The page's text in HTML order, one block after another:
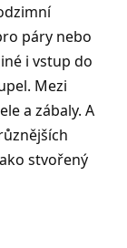
páry nebo
i vstup do
Mezi
a zábaly. A
stvořený